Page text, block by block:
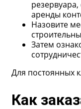
аренды
Назовите
Затем
Для постоянных
Как